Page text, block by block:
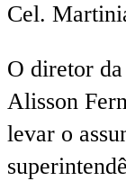
Cel.
O diretor
Alisson
levar o